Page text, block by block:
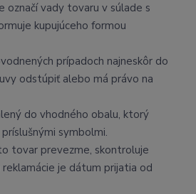
označí vady tovaru v súlade s
kupujúceho formou
prípadoch najneskôr do
odstúpiť alebo má právo na
do vhodného obalu, ktorý
symbolmi.
tovar prevezme, skontroluje
je dátum prijatia od